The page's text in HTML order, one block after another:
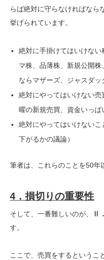
らば絶対に守らなければなら
挙げられています。
絶対に手掛けてはいけな
マ株、品薄株、新規公開
ならマザーズ、ジャスダッ
絶対にやってはいけない
曜の新規売買、資金いっぱ
絶対にやってはいけない
下がるかの議論）
筆者は、これらのことを50年
4．損切りの重要性
そして、一番難しいのが、 Ⅱ．
す。
ここで、売買をするというこ